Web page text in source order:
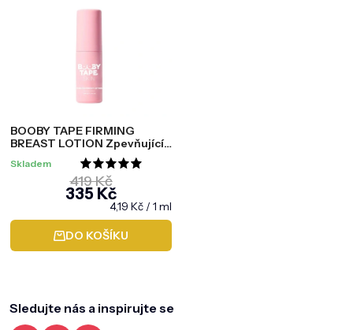
BOOBY TAPE FIRMING
BREAST LOTION Zpevňující
krém na prsa, 80 ml
Průměrné
hodnocení
produktu
je
hvězdiček.
Skladem
335 Kč
419 Kč
Měrná
cena:
4,19 Kč / 1 ml
DO KOŠÍKU
Sledujte nás a inspirujte se